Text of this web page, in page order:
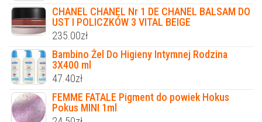
CHANEL CHANEL Nr 1 DE CHANEL BALSAM DO
UST I POLICZKÓW 3 VITAL BEIGE
235.00zł
Bambino Żel Do Higieny Intymnej Rodzina
3X400 ml
47.40zł
FEMME FATALE Pigment do powiek Hokus
Pokus MINI 1ml